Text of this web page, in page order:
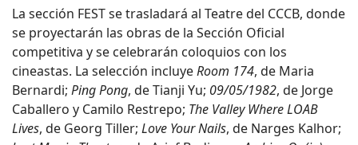
La sección FEST se trasladará al Teatre del CCCB, donde
se proyectarán las obras de la Sección Oficial
competitiva y se celebrarán coloquios con los
cineastas. La selección incluyeRoom 174, de Maria
Bernardi; Ping Pong, de Tianji Yu; 09/05/1982, de Jorge
Caballero y Camilo Restrepo; The Valley Where LOAB
Lives, de Georg Tiller; Love Your Nails, de Narges Kalhor;